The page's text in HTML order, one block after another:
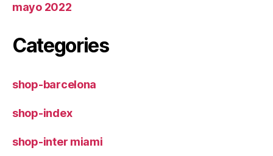
mayo 2022
Categories
shop-barcelona
shop-index
shop-inter miami